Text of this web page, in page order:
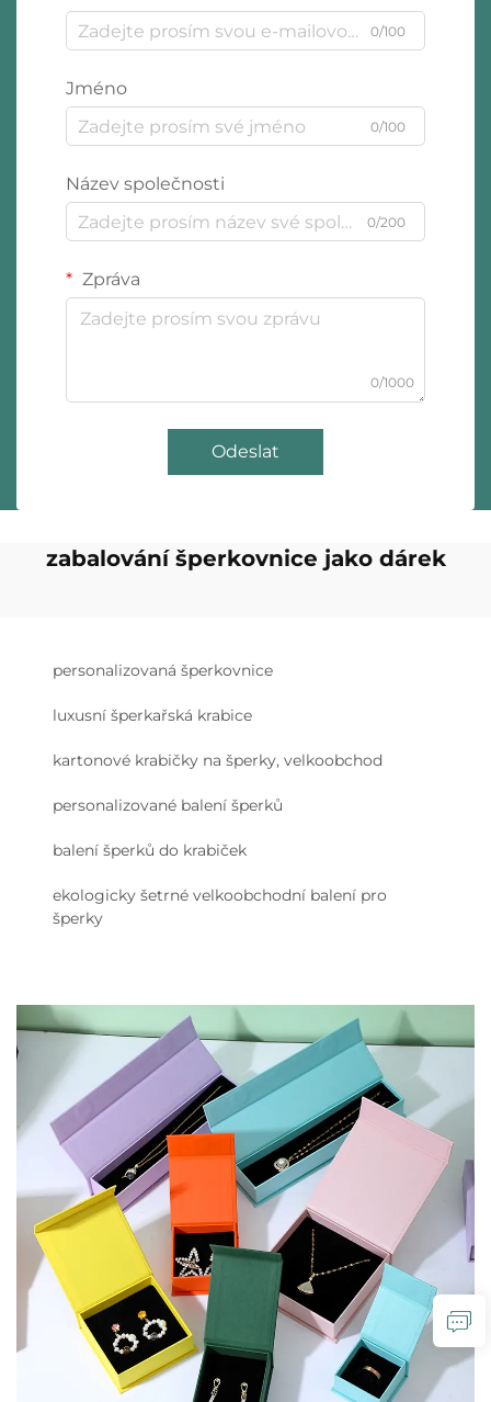
0/100
Jméno
0/100
Název společnosti
0/200
Zpráva
0/1000
Odeslat
zabalování šperkovnice jako dárek
personalizovaná šperkovnice
luxusní šperkařská krabice
kartonové krabičky na šperky, velkoobchod
personalizované balení šperků
balení šperků do krabiček
ekologicky šetrné velkoobchodní balení pro
šperky